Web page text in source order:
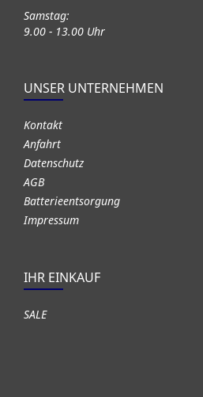
Samstag:
9.00 - 13.00 Uhr
UNSER UNTERNEHMEN
Kontakt
Anfahrt
Datenschutz
AGB
Batterieentsorgung
Impressum
IHR EINKAUF
SALE